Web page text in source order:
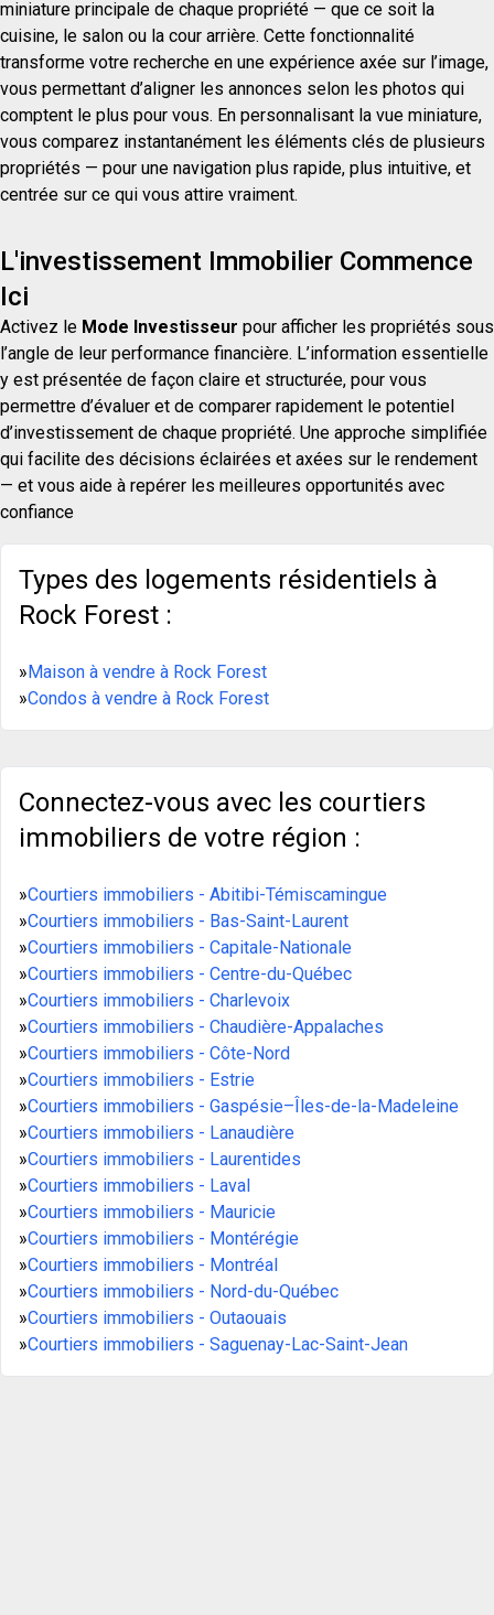
miniature principale de chaque propriété — que ce soit la
cuisine, le salon ou la cour arrière. Cette fonctionnalité
transforme votre recherche en une expérience axée sur l’image,
vous permettant d’aligner les annonces selon les photos qui
comptent le plus pour vous. En personnalisant la vue miniature,
vous comparez instantanément les éléments clés de plusieurs
propriétés — pour une navigation plus rapide, plus intuitive, et
centrée sur ce qui vous attire vraiment.
L'investissement Immobilier Commence
Ici
Activez le Mode Investisseur pour afficher les propriétés sous
l’angle de leur performance financière. L’information essentielle
y est présentée de façon claire et structurée, pour vous
permettre d’évaluer et de comparer rapidement le potentiel
d’investissement de chaque propriété. Une approche simplifiée
qui facilite des décisions éclairées et axées sur le rendement
— et vous aide à repérer les meilleures opportunités avec
confiance
Types des logements résidentiels à
Rock Forest :
» Maison à vendre à Rock Forest
»Condos à vendre à Rock Forest
Connectez-vous avec les courtiers
immobiliers de votre région :
»Courtiers immobiliers - Abitibi-Témiscamingue
»Courtiers immobiliers - Bas-Saint-Laurent
»Courtiers immobiliers - Capitale-Nationale
»Courtiers immobiliers - Centre-du-Québec
»Courtiers immobiliers - Charlevoix
»Courtiers immobiliers - Chaudière-Appalaches
»Courtiers immobiliers - Côte-Nord
»Courtiers immobiliers - Estrie
»Courtiers immobiliers - Gaspésie–Îles-de-la-Madeleine
»Courtiers immobiliers - Lanaudière
»Courtiers immobiliers - Laurentides
»Courtiers immobiliers - Laval
»Courtiers immobiliers - Mauricie
»Courtiers immobiliers - Montérégie
»Courtiers immobiliers - Montréal
»Courtiers immobiliers - Nord-du-Québec
»Courtiers immobiliers - Outaouais
»Courtiers immobiliers - Saguenay-Lac-Saint-Jean